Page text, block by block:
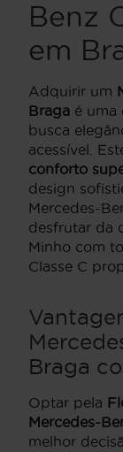
Benz
em
Adquirir um
Braga é uma
busca
acessível.
conforto
design
Mercedes-
desfrutar da
Minho com
Classe C
Braga
Optar pela
Mercedes-
melhor